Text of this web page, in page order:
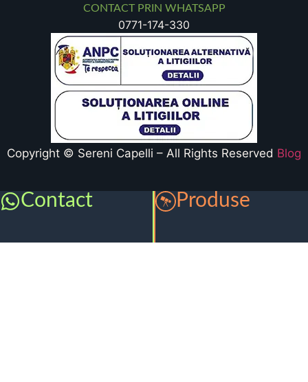
CONTACT PRIN WHATSAPP
0771-174-330
Copyright © Sereni Capelli – All Rights Reserved Blog
Contact Produse